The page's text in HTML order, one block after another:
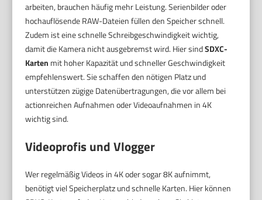
arbeiten, brauchen häufig mehr Leistung. Serienbilder oder
hochauflösende RAW-Dateien füllen den Speicher schnell.
Zudem ist eine schnelle Schreibgeschwindigkeit wichtig,
damit die Kamera nicht ausgebremst wird. Hier sindSDXC-
Karten mit hoher Kapazität und schneller Geschwindigkeit
empfehlenswert. Sie schaffen den nötigen Platz und
unterstützen zügige Datenübertragungen, die vor allem bei
actionreichen Aufnahmen oder Videoaufnahmen in 4K
wichtig sind.
Videoprofis und Vlogger
Wer regelmäßig Videos in 4K oder sogar 8K aufnimmt,
benötigt viel Speicherplatz und schnelle Karten. Hier können